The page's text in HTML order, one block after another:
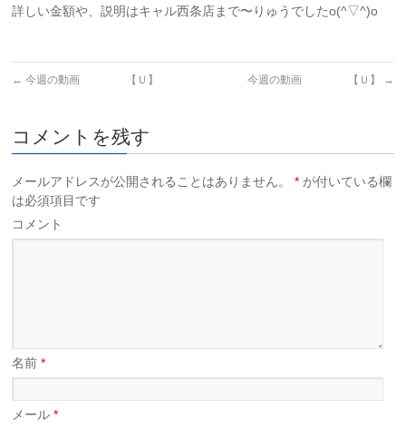
詳しい金額や、説明はキャル西条店まで〜りゅうでしたo(^▽^)o
← 今週の動画 【Ｕ】 今週の動画 【Ｕ】 →
コメントを残す
メールアドレスが公開されることはありません。 * が付いている欄
は必須項目です
コメント
名前*
メール*